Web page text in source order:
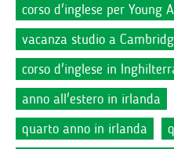
corso d'inglese per Young
vacanza studio a
corso d'inglese in
anno all'estero in irlanda
quarto anno in irlanda